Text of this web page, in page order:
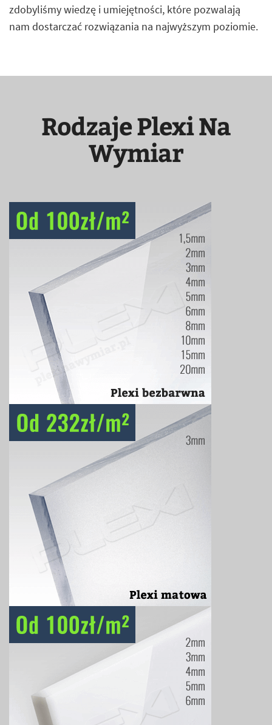
zdobyliśmy wiedzę i umiejętności, które pozwalają
nam dostarczać rozwiązania na najwyższym poziomie.
Rodzaje Plexi Na
Wymiar